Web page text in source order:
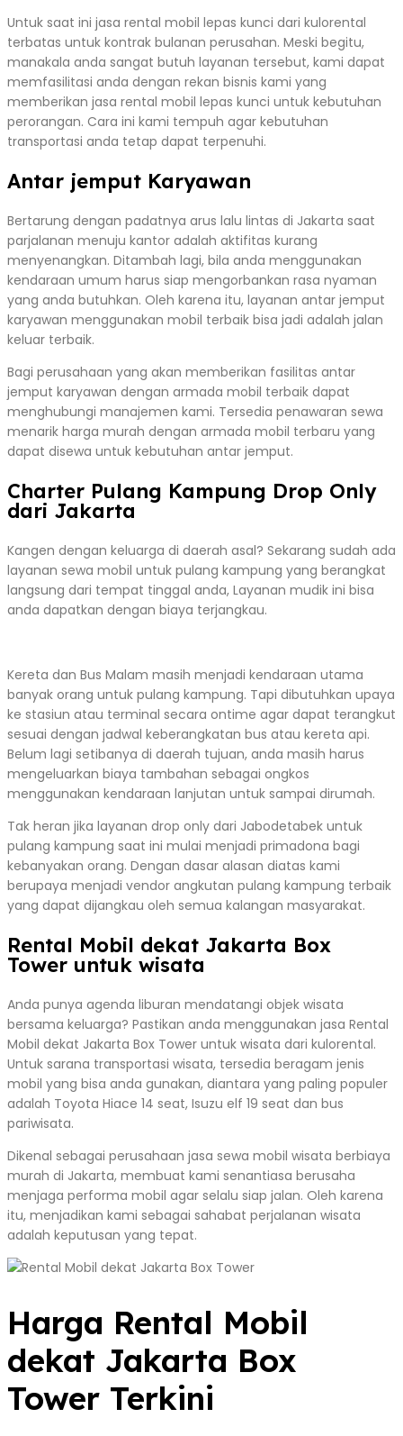
Untuk saat ini jasa rental mobil lepas kunci dari kulorental
terbatas untuk kontrak bulanan perusahan. Meski begitu,
manakala anda sangat butuh layanan tersebut, kami dapat
memfasilitasi anda dengan rekan bisnis kami yang
memberikan jasa rental mobil lepas kunci untuk kebutuhan
perorangan. Cara ini kami tempuh agar kebutuhan
transportasi anda tetap dapat terpenuhi.
Antar jemput Karyawan
Bertarung dengan padatnya arus lalu lintas di Jakarta saat
parjalanan menuju kantor adalah aktifitas kurang
menyenangkan. Ditambah lagi, bila anda menggunakan
kendaraan umum harus siap mengorbankan rasa nyaman
yang anda butuhkan. Oleh karena itu, layanan antar jemput
karyawan menggunakan mobil terbaik bisa jadi adalah jalan
keluar terbaik.
Bagi perusahaan yang akan memberikan fasilitas antar
jemput karyawan dengan armada mobil terbaik dapat
menghubungi manajemen kami. Tersedia penawaran sewa
menarik harga murah dengan armada mobil terbaru yang
dapat disewa untuk kebutuhan antar jemput.
Charter Pulang Kampung Drop Only
dari Jakarta
Kangen dengan keluarga di daerah asal? Sekarang sudah ada
layanan sewa mobil untuk pulang kampung yang berangkat
langsung dari tempat tinggal anda, Layanan mudik ini bisa
anda dapatkan dengan biaya terjangkau.
Kereta dan Bus Malam masih menjadi kendaraan utama
banyak orang untuk pulang kampung. Tapi dibutuhkan upaya
ke stasiun atau terminal secara ontime agar dapat terangkut
sesuai dengan jadwal keberangkatan bus atau kereta api.
Belum lagi setibanya di daerah tujuan, anda masih harus
mengeluarkan biaya tambahan sebagai ongkos
menggunakan kendaraan lanjutan untuk sampai dirumah.
Tak heran jika layanan drop only dari Jabodetabek untuk
pulang kampung saat ini mulai menjadi primadona bagi
kebanyakan orang. Dengan dasar alasan diatas kami
berupaya menjadi vendor angkutan pulang kampung terbaik
yang dapat dijangkau oleh semua kalangan masyarakat.
Rental Mobil dekat Jakarta Box
Tower untuk wisata
Anda punya agenda liburan mendatangi objek wisata
bersama keluarga? Pastikan anda menggunakan jasa Rental
Mobil dekat Jakarta Box Tower untuk wisata dari kulorental.
Untuk sarana transportasi wisata, tersedia beragam jenis
mobil yang bisa anda gunakan, diantara yang paling populer
adalah Toyota Hiace 14 seat, Isuzu elf 19 seat dan bus
pariwisata.
Dikenal sebagai perusahaan jasa sewa mobil wisata berbiaya
murah di Jakarta, membuat kami senantiasa berusaha
menjaga performa mobil agar selalu siap jalan. Oleh karena
itu, menjadikan kami sebagai sahabat perjalanan wisata
adalah keputusan yang tepat.
Harga Rental Mobil
dekat Jakarta Box
Tower Terkini